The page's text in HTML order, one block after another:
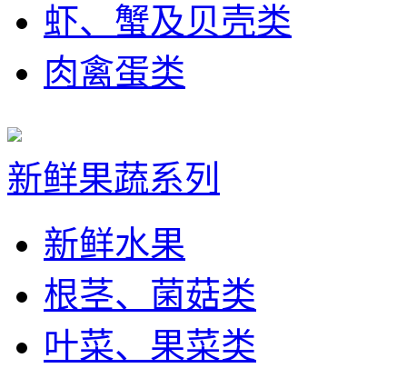
虾、蟹及贝壳类
肉禽蛋类
新鲜果蔬系列
新鲜水果
根茎、菌菇类
叶菜、果菜类